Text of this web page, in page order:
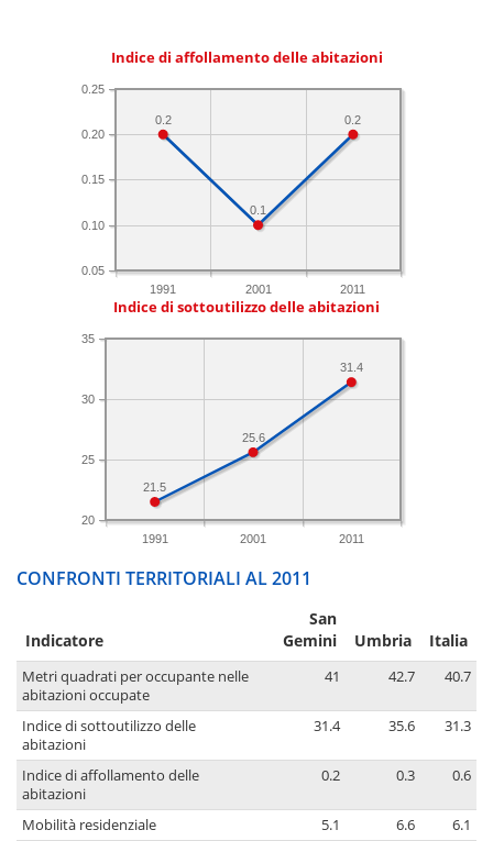
Indice di affollamento delle abitazioni
1991 2001 2011
0.05
0.10
0.15
0.20
0.25
0.2
0.1
0.2
Indice di sottoutilizzo delle abitazioni
1991 2001 2011
20
25
30
35
31.4
25.6
21.5
CONFRONTI TERRITORIALI AL 2011
Indicatore
San
Gemini
Umbria Italia
Metri quadrati per occupante nelle
abitazioni occupate
41 42.7 40.7
Indice di sottoutilizzo delle
abitazioni
31.4 35.6 31.3
Indice di affollamento delle
abitazioni
0.2 0.3 0.6
Mobilità residenziale 5.1 6.6 6.1